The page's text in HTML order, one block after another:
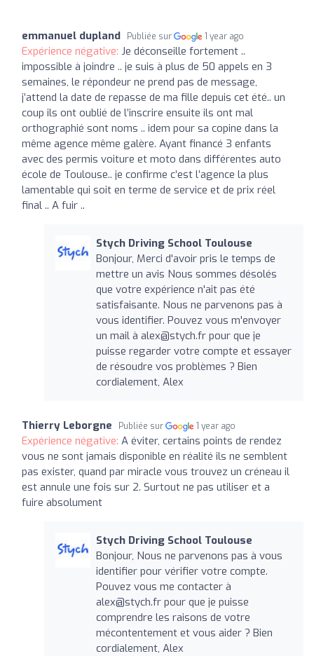
emmanuel dupland Publiée sur 1 year ago
Expérience négative: Je déconseille fortement ..
impossible à joindre .. je suis à plus de 50 appels en 3
semaines, le répondeur ne prend pas de message,
j’attend la date de repasse de ma fille depuis cet été.. un
coup ils ont oublié de l’inscrire ensuite ils ont mal
orthographié sont noms .. idem pour sa copine dans la
même agence même galère. Ayant financé 3 enfants
avec des permis voiture et moto dans différentes auto
école de Toulouse.. je confirme c’est l’agence la plus
lamentable qui soit en terme de service et de prix réel
final .. A fuir ..
Stych Driving School Toulouse
Bonjour, Merci d'avoir pris le temps de
mettre un avis Nous sommes désolés
que votre expérience n'ait pas été
satisfaisante. Nous ne parvenons pas à
vous identifier. Pouvez vous m'envoyer
un mail à alex@stych.frpour que je
puisse regarder votre compte et essayer
de résoudre vos problèmes ? Bien
cordialement, Alex
Thierry Leborgne Publiée sur 1 year ago
Expérience négative: A éviter, certains points de rendez
vous ne sont jamais disponible en réalité ils ne semblent
pas exister, quand par miracle vous trouvez un créneau il
est annule une fois sur 2. Surtout ne pas utiliser et a
fuire absolument
Stych Driving School Toulouse
Bonjour, Nous ne parvenons pas à vous
identifier pour vérifier votre compte.
Pouvez vous me contacter à
alex@stych.frpour que je puisse
comprendre les raisons de votre
mécontentement et vous aider ? Bien
cordialement, Alex